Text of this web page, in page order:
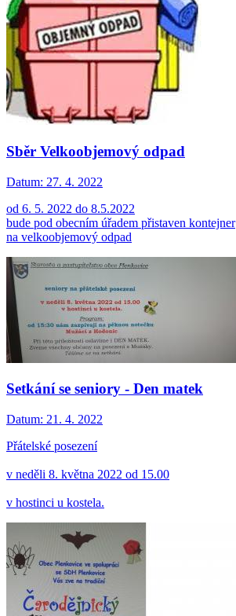
Sběr Velkoobjemový odpad
Datum: 27. 4. 2022
od 6. 5. 2022 do 8.5.2022
bude pod obecním úřadem přistaven kontejner
na velkoobjemový odpad
Setkání se seniory - Den matek
Datum: 21. 4. 2022
Přátelské posezení
v neděli 8. května 2022 od 15.00
v hostinci u kostela.